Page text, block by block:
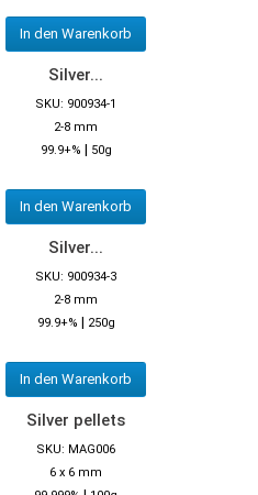
In den Warenkorb
Silver...
SKU: 900934-1
2-8 mm
99.9+% | 50g
In den Warenkorb
Silver...
SKU: 900934-3
2-8 mm
99.9+% | 250g
In den Warenkorb
Silver pellets
SKU: MAG006
6 x 6 mm